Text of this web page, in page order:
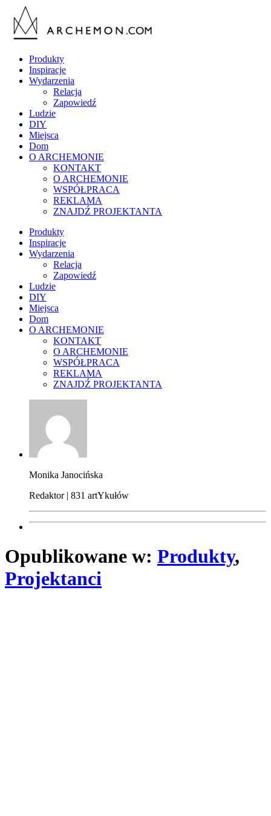
Produkty
Inspiracje
Wydarzenia
Relacja
Zapowiedź
Ludzie
DIY
Miejsca
Dom
O ARCHEMONIE
KONTAKT
O ARCHEMONIE
WSPÓŁPRACA
REKLAMA
ZNAJDŹ PROJEKTANTA
Produkty
Inspiracje
Wydarzenia
Relacja
Zapowiedź
Ludzie
DIY
Miejsca
Dom
O ARCHEMONIE
KONTAKT
O ARCHEMONIE
WSPÓŁPRACA
REKLAMA
ZNAJDŹ PROJEKTANTA
Monika Janocińska
Redaktor | 831 artYkułów
Opublikowane w: Produkty,
Projektanci